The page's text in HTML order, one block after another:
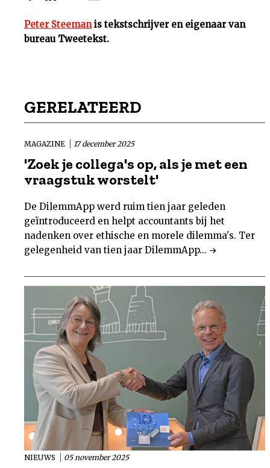
Peter Steemanis tekstschrijver en eigenaar van
bureau Tweetekst.
GERELATEERD
MAGAZINE 17 december 2025
'Zoek je collega's op, als je met een
vraagstuk worstelt'
De DilemmApp werd ruim tien jaar geleden
geïntroduceerd en helpt accountants bij het
nadenken over ethische en morele dilemma's. Ter
gelegenheid van tien jaar DilemmApp...
NIEUWS 05 november 2025